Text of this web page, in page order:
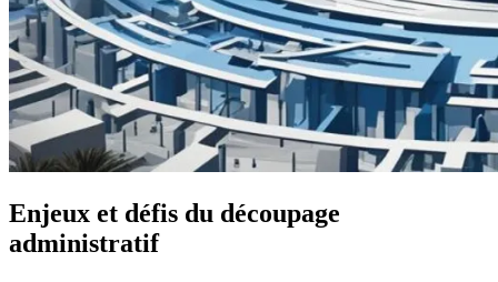
Enjeux et défis du découpage
administratif